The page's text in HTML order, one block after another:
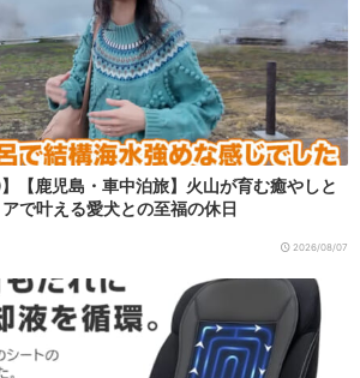
【鹿児島・車中泊旅】火山が育む癒やしと
で叶える愛犬との至福の休日
2026/08/07